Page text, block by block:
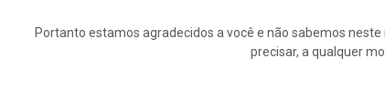
Portanto estamos agradecidos a você e não sabemos
precisar, a qualquer